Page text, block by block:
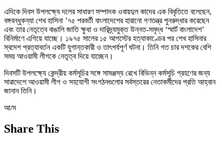
এদিকে দিবস উপলক্ষ্যে দলের সাধারণ সম্পাদক ওবায়দুল কাদের এক বিবৃতিতে বলেছেন,
বঙ্গবন্ধুকন্যা শেখ হাসিনা ’৭৫ পরবর্তী বাংলাদেশের হারানো গণতন্ত্র পুনরুদ্ধার করেছেন
এবং তার নেতৃত্বে বাঙালি জাতি ক্ষুধা ও দারিদ্র্যমুক্ত উন্নত-সমৃদ্ধ ‘স্মার্ট বাংলাদেশ’
বিনির্মাণে এগিয়ে যাচ্ছে। ১৯৭৫ সালের ১৫ আগস্টের হত্যাকাণ্ডের পর শেখ হাসিনার
স্বদেশ প্রত্যাবর্তন একটি যুগান্তকারী ও তাৎপর্যপূর্ণ ঘটনা। তিনি গত চার দশকের বেশি
সময় আওয়ামী লীগকে নেতৃত্ব দিয়ে যাচ্ছেন।
দিবসটি উপলক্ষ্যে কেন্দ্রীয় কর্মসূচির সঙ্গে সামঞ্জস্য রেখে বিভিন্ন কর্মসূচি গ্রহণের জন্য
সারাদেশে আওয়ামী লীগ ও সহযোগী সংগঠনগুলোর সর্বস্তরের নেতাকর্মীদের প্রতি আহ্বান
জানান তিনি।
আ/ম
Share This